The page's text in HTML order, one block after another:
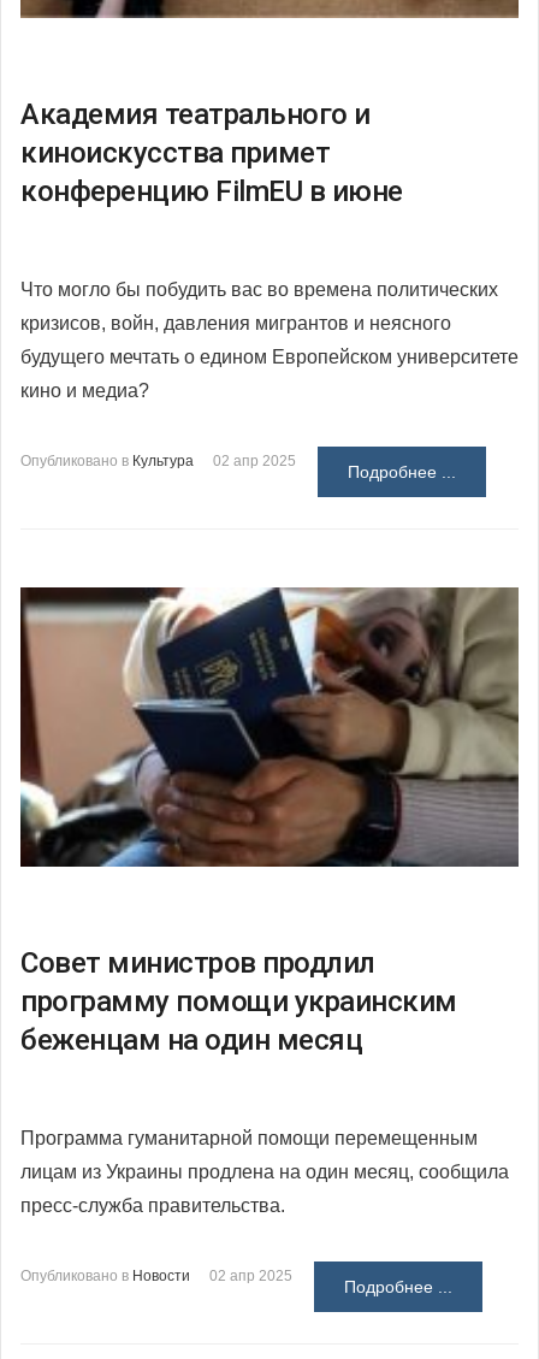
Академия театрального и
киноискусства примет
конференцию FilmEU в июне
Что могло бы побудить вас во времена политических
кризисов, войн, давления мигрантов и неясного
будущего мечтать о едином Европейском университете
кино и медиа?
Опубликовано в Культура 02 апр 2025
Подробнее ...
Совет министров продлил
программу помощи украинским
беженцам на один месяц
Программа гуманитарной помощи перемещенным
лицам из Украины продлена на один месяц, сообщила
пресс-служба правительства.
Опубликовано в Новости 02 апр 2025
Подробнее ...